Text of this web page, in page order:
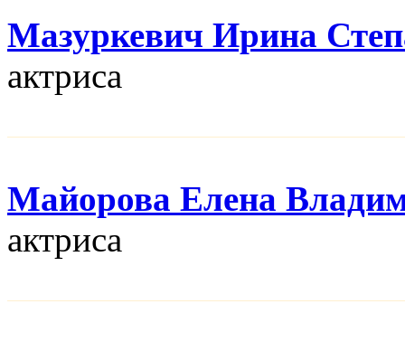
Мазуркевич Ирина
актриса
Майорова Елена
актриса